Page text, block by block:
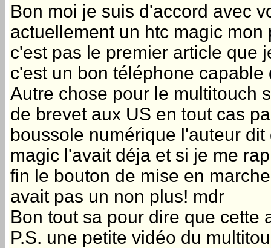
Bon moi je suis d'accord avec
actuellement un htc magic
c'est pas le premier article que
c'est un bon téléphone
Autre chose pour le multitouch
de brevet aux US en tout cas
boussole numérique l'auteur
magic l'avait déja et si je me
fin le bouton de mise en
avait pas un non plus! mdr
Bon tout sa pour dire que cette
P.S. une petite vidéo du